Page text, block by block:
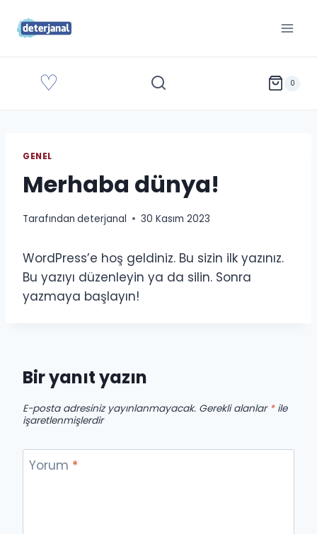
geç
♡ 0
GENEL
Merhaba dünya!
Tarafından deterjanal 30 Kasım 2023
WordPress’e hoş geldiniz. Bu sizin ilk yazınız.
Bu yazıyı düzenleyin ya da silin. Sonra
yazmaya başlayın!
Bir yanıt yazın
E-posta adresiniz yayınlanmayacak. Gerekli alanlar *ile
işaretlenmişlerdir
Yorum *